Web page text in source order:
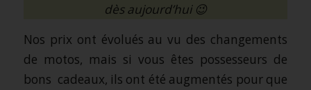
dès aujourd’hui 😉
Nos prix ont évolués au vu des changements
de motos, mais si vous êtes possesseurs de
bons cadeaux, ils ont été augmentés pour que